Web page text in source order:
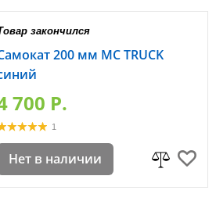
закончился
200 мм MC TRUCK
700 P.
1
Нет в наличии